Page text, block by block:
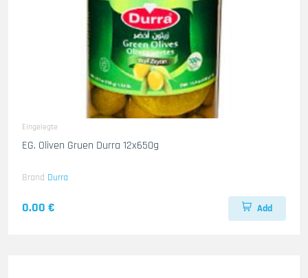
Eingelegte
EG. Oliven Gruen Durra 12x650g
Brand Durra
0.00 € Add